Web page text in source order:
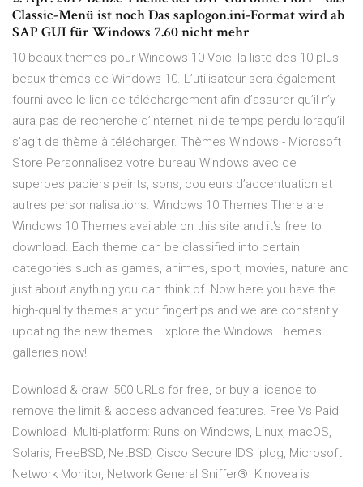
Classic-Menü ist noch Das saplogon.ini-Format wird ab
SAP GUI für Windows 7.60 nicht mehr
10 beaux thèmes pour Windows 10 Voici la liste des 10 plus
beaux thèmes de Windows 10. L’utilisateur sera également
fourni avec le lien de téléchargement afin d’assurer qu’il n’y
aura pas de recherche d’internet, ni de temps perdu lorsqu’il
s’agit de thème à télécharger. Thèmes Windows - Microsoft
Store Personnalisez votre bureau Windows avec de
superbes papiers peints, sons, couleurs d’accentuation et
autres personnalisations. Windows 10 Themes There are
Windows 10 Themes available on this site and it's free to
download. Each theme can be classified into certain
categories such as games, animes, sport, movies, nature and
just about anything you can think of. Now here you have the
high-quality themes at your fingertips and we are constantly
updating the new themes. Explore the Windows Themes
galleries now!
Download & crawl 500 URLs for free, or buy a licence to
remove the limit & access advanced features. Free Vs Paid
Download Multi-platform: Runs on Windows, Linux, macOS,
Solaris, FreeBSD, NetBSD, Cisco Secure IDS iplog, Microsoft
Network Monitor, Network General Sniffer® Kinovea is